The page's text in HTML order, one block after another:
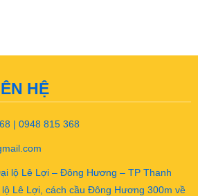
HỆ
| 0948 815 368
lộ Lê Lợi – Đông Hương – TP Thanh
Lê Lợi, cách cầu Đông Hương 300m về